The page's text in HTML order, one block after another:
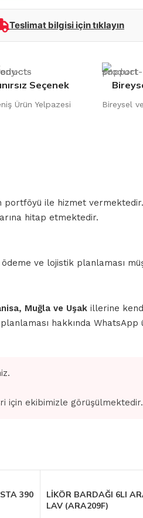
Teslimat bilgisi için tıklayın
Seçenek
Ürün Yelpazesi Bireysel
portföyü ile hizmet vermektedir.
hitap etmektedir.
ve lojistik planlaması
Muğla ve Uşak illerine
hakkında
için ekibimizle görüşülmektedir.
390
LİKÖR BARDAĞI 6LI
LAV (ARA209F)